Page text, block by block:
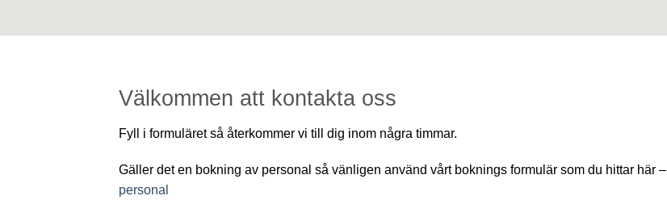
Välkommen att kontakta oss
Fyll i formuläret så återkommer vi till dig inom några timmar.
Gäller det en bokning av personal så vänligen använd vårt boknings formulär som du hittar här –
personal